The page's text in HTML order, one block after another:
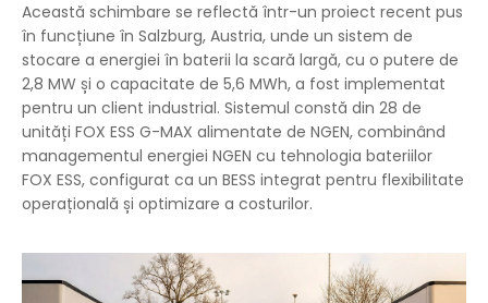
Această schimbare se reflectă într-un proiect recent pus
în funcțiune în Salzburg, Austria, unde un sistem de
stocare a energiei în baterii la scară largă, cu o putere de
2,8 MW și o capacitate de 5,6 MWh, a fost implementat
pentru un client industrial. Sistemul constă din 28 de
unități FOX ESS G-MAX alimentate de NGEN, combinând
managementul energiei NGEN cu tehnologia bateriilor
FOX ESS, configurat ca un BESS integrat pentru flexibilitate
operațională și optimizare a costurilor.